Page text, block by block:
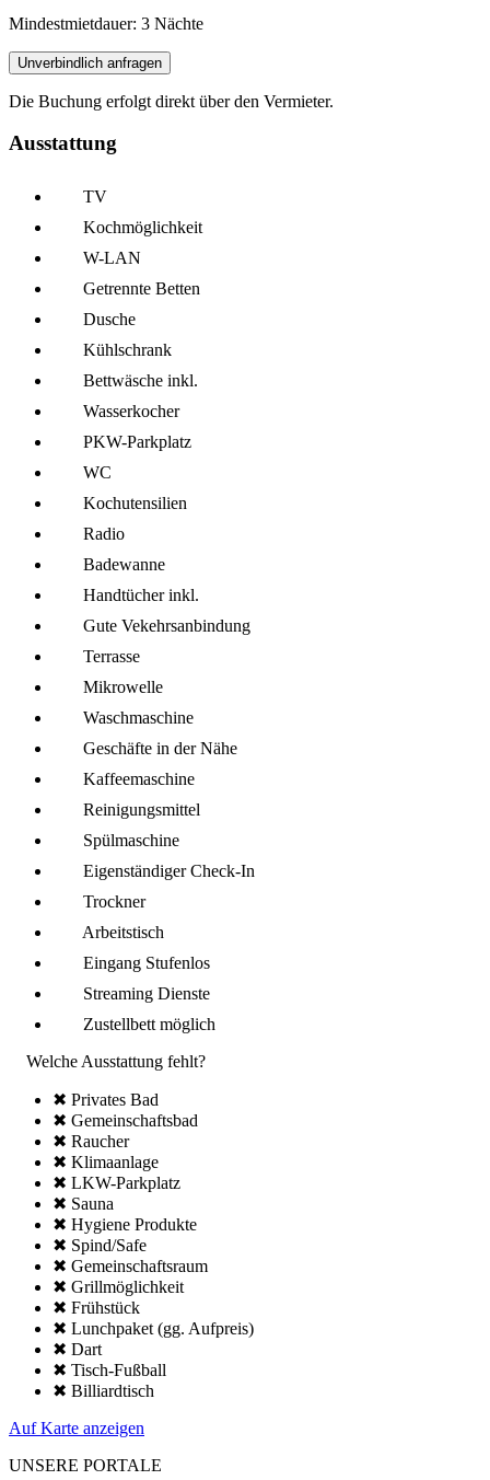
Mindestmietdauer: 3 Nächte
Unverbindlich anfragen
Die Buchung erfolgt direkt über den Vermieter.
Ausstattung
TV
Kochmöglich­keit
W-LAN
Getrennte Betten
Dusche
Kühl­schrank
Bettwäsche inkl.
Wasserkocher
PKW-Parkplatz
WC
Kochutensilien
Radio
Badewanne
Handtücher inkl.
Gute Vekehrsanbindung
Terrasse
Mikro­welle
Wasch­maschine
Geschäfte in der Nähe
Kaffee­maschine
Reinigungsmittel
Spül­maschine
Eigenständiger Check-In
Trockner
Arbeitstisch
Eingang Stufenlos
Streaming Dienste
Zustellbett möglich
Welche Ausstattung fehlt?
✖ Privates Bad
✖ Gemeinschafts­bad
✖ Raucher
✖ Klima­anlage
✖ LKW-Parkplatz
✖ Sauna
✖ Hygiene Produkte
✖ Spind/Safe
✖ Gemeinschafts­raum
✖ Grillmöglich­keit
✖ Frühstück
✖ Lunchpaket (gg. Aufpreis)
✖ Dart
✖ Tisch-Fußball
✖ Billiardtisch
Auf Karte anzeigen
UNSERE PORTALE